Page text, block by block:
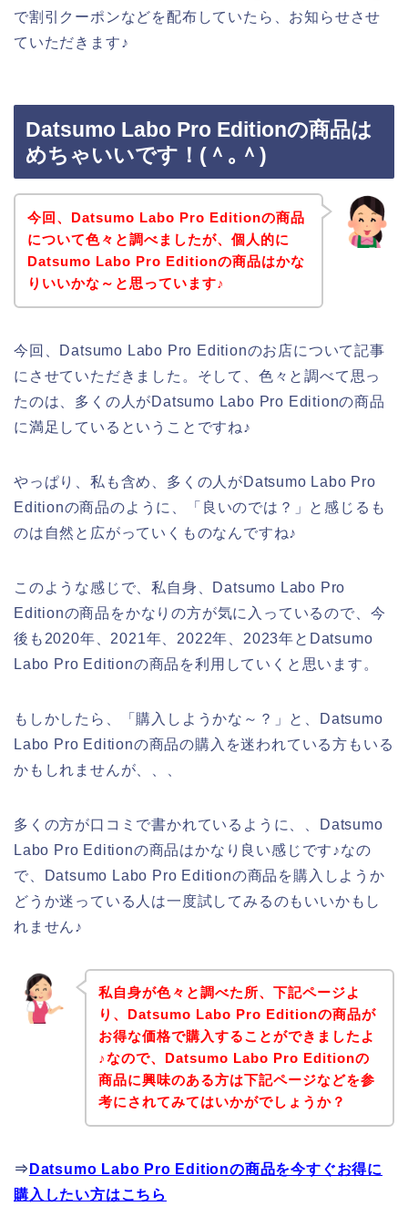
で割引クーポンなどを配布していたら、お知らせさせ
ていただきます♪
Datsumo Labo Pro Editionの商品は
めちゃいいです！(＾｡＾)
今回、Datsumo Labo Pro Editionの商品
について色々と調べましたが、個人的に
Datsumo Labo Pro Editionの商品はかな
りいいかな～と思っています♪
今回、Datsumo Labo Pro Editionのお店について記事
にさせていただきました。そして、色々と調べて思っ
たのは、多くの人がDatsumo Labo Pro Editionの商品
に満足しているということですね♪
やっぱり、私も含め、多くの人がDatsumo Labo Pro
Editionの商品のように、「良いのでは？」と感じるも
のは自然と広がっていくものなんですね♪
このような感じで、私自身、Datsumo Labo Pro
Editionの商品をかなりの方が気に入っているので、今
後も2020年、2021年、2022年、2023年とDatsumo
Labo Pro Editionの商品を利用していくと思います。
もしかしたら、「購入しようかな～？」と、Datsumo
Labo Pro Editionの商品の購入を迷われている方もいる
かもしれませんが、、、
多くの方が口コミで書かれているように、、Datsumo
Labo Pro Editionの商品はかなり良い感じです♪なの
で、Datsumo Labo Pro Editionの商品を購入しようか
どうか迷っている人は一度試してみるのもいいかもし
れません♪
私自身が色々と調べた所、下記ページよ
り、Datsumo Labo Pro Editionの商品が
お得な価格で購入することができましたよ
♪なので、Datsumo Labo Pro Editionの
商品に興味のある方は下記ページなどを参
考にされてみてはいかがでしょうか？
⇒ Datsumo Labo Pro Editionの商品を今すぐお得に
購入したい方はこちら